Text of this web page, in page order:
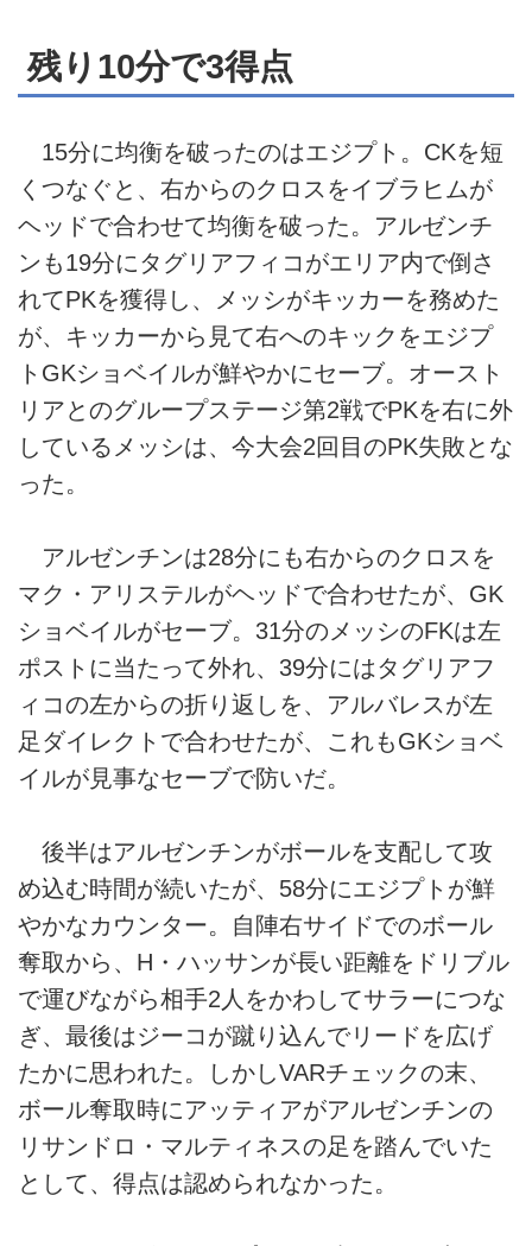
残り10分で3得点
15分に均衡を破ったのはエジプト。CKを短
くつなぐと、右からのクロスをイブラヒムが
ヘッドで合わせて均衡を破った。アルゼンチ
ンも19分にタグリアフィコがエリア内で倒さ
れてPKを獲得し、メッシがキッカーを務めた
が、キッカーから見て右へのキックをエジプ
トGKショベイルが鮮やかにセーブ。オースト
リアとのグループステージ第2戦でPKを右に外
しているメッシは、今大会2回目のPK失敗とな
った。
アルゼンチンは28分にも右からのクロスを
マク・アリステルがヘッドで合わせたが、GK
ショベイルがセーブ。31分のメッシのFKは左
ポストに当たって外れ、39分にはタグリアフ
ィコの左からの折り返しを、アルバレスが左
足ダイレクトで合わせたが、これもGKショベ
イルが見事なセーブで防いだ。
後半はアルゼンチンがボールを支配して攻
め込む時間が続いたが、58分にエジプトが鮮
やかなカウンター。自陣右サイドでのボール
奪取から、H・ハッサンが長い距離をドリブル
で運びながら相手2人をかわしてサラーにつな
ぎ、最後はジーコが蹴り込んでリードを広げ
たかに思われた。しかしVARチェックの末、
ボール奪取時にアッティアがアルゼンチンの
リサンドロ・マルティネスの足を踏んでいた
として、得点は認められなかった。